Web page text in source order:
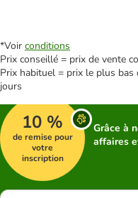
*Voir conditions
Prix conseillé = prix de vente
Prix habituel = prix le plus
jours
10 %
de remise pour
votre
inscription
Grâce à
affaires